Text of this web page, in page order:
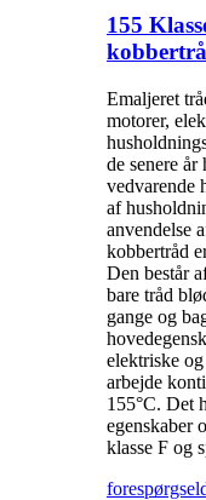
155
Emaljeret
motorer,
de senere
vedvarende
af
anvendelse
kobbertråd
Den består
bare tråd
gange og
elektriske
arbejde
155°C. Det
egenskaber
klasse F og
forespørgsel